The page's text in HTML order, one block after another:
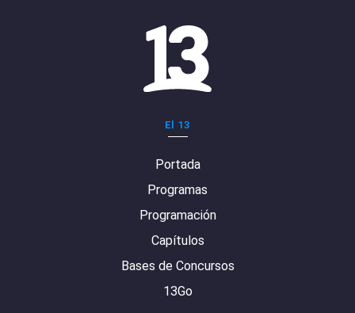
El 13
Portada
Programas
Programación
Capítulos
Bases de Concursos
13Go